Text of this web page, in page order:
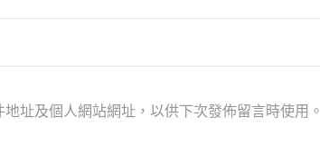
址及個人網站網址，以供下次發佈留言時使用。